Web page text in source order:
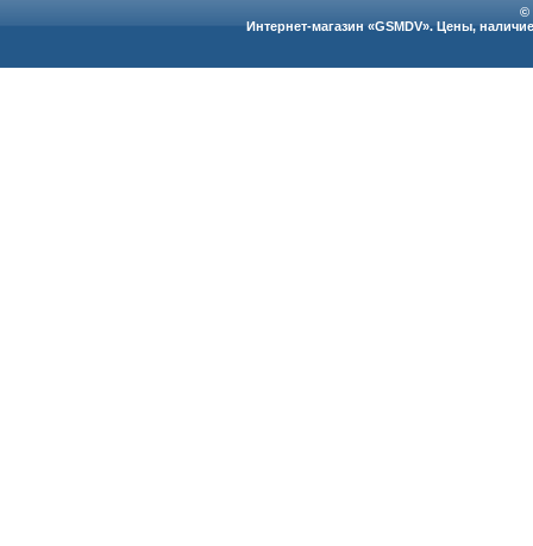
©
Интернет-магазин «GSMDV». Цены,